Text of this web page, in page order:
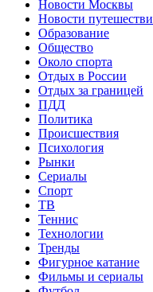
Новости Москвы
Новости
Образование
Общество
Около спорта
Отдых в России
Отдых за границей
ПДД
Политика
Происшествия
Психология
Рынки
Сериалы
Спорт
ТВ
Теннис
Технологии
Тренды
Фигурное катание
Фильмы и сериалы